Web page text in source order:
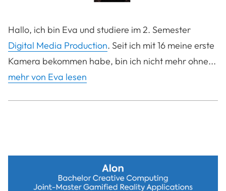
Hallo, ich bin Eva und studiere im 2. Semester
Digital Media Production. Seit ich mit 16 meine erste
Kamera bekommen habe, bin ich nicht mehr ohne...
mehr von Eva lesen